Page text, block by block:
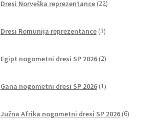
Dresi Norveška reprezentance 22izdelkov
Dresi Romunija reprezentance 3izdelki
Egipt nogometni dresi SP 2026 2izdelka
Gana nogometni dresi SP 2026 1izdelek
Južna Afrika nogometni dresi SP 2026 6izdelkov